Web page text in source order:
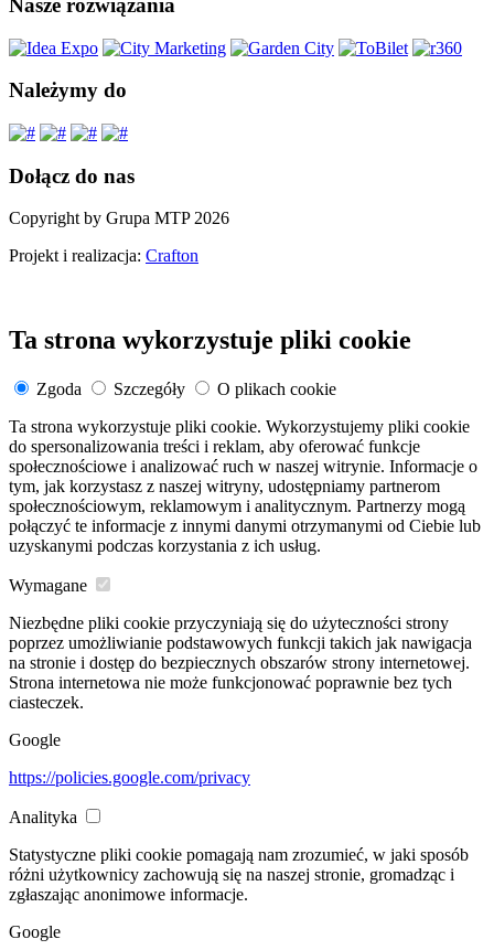
Nasze rozwiązania
Należymy do
Dołącz do nas
Copyright by Grupa MTP 2026
Projekt i realizacja: Crafton
Ta strona wykorzystuje pliki cookie
Zgoda Szczegóły
O plikach cookie
Ta strona wykorzystuje pliki cookie. Wykorzystujemy pliki cookie
do spersonalizowania treści i reklam, aby oferować funkcje
społecznościowe i analizować ruch w naszej witrynie. Informacje o
tym, jak korzystasz z naszej witryny, udostępniamy partnerom
społecznościowym, reklamowym i analitycznym. Partnerzy mogą
połączyć te informacje z innymi danymi otrzymanymi od Ciebie lub
uzyskanymi podczas korzystania z ich usług.
Wymagane
Niezbędne pliki cookie przyczyniają się do użyteczności strony
poprzez umożliwianie podstawowych funkcji takich jak nawigacja
na stronie i dostęp do bezpiecznych obszarów strony internetowej.
Strona internetowa nie może funkcjonować poprawnie bez tych
ciasteczek.
Google
https://policies.google.com/privacy
Analityka
Statystyczne pliki cookie pomagają nam zrozumieć, w jaki sposób
różni użytkownicy zachowują się na naszej stronie, gromadząc i
zgłaszając anonimowe informacje.
Google